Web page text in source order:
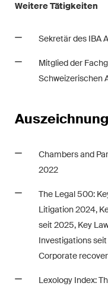
Weitere Tätigkeiten
Sekretär des IBA
Mitglied der
Schweizerischen
Chambers and
2022
The Legal 500:
Litigation 2024,
seit 2025, Key
Investigations
Corporate
Lexology Index: